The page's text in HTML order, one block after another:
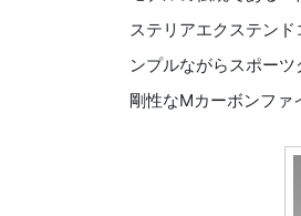
ステリアエクステン
ンプルながらスポー
剛性なMカーボンファ